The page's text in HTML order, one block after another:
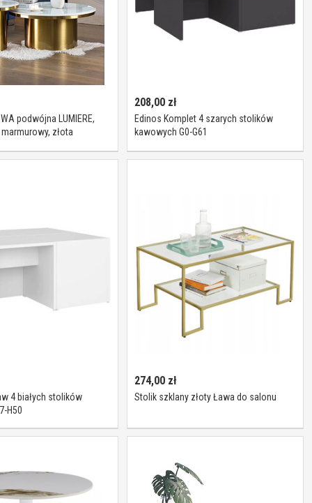
podwójna LUMIERE,
złota
208,00 zł
Edinos Komplet 4 szarych stolików
kawowych G0-G61
4 białych stolików
H50
274,00 zł
Stolik szklany złoty Ława do salonu